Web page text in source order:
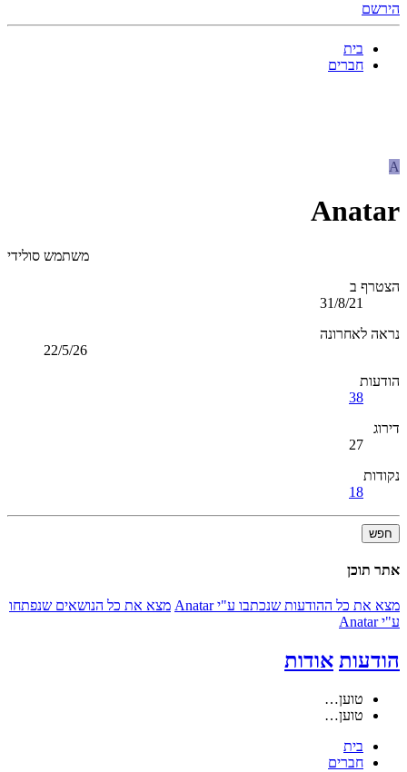
הירשם
בית
חברים
A
Anatar
משתמש סולידי
הצטרף ב
31/8/21
נראה לאחרונה
22/5/26
הודעות
38
דירוג
27
נקודות
18
חפש
אתר תוכן
מצא את כל ההודעות שנכתבו ע"י Anatar
מצא את כל הנושאים שנפתחו
ע"י Anatar
הודעות אודות
טוען…
טוען…
בית
חברים